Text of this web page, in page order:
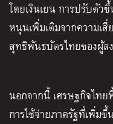
โดยเงินเยน การปรับตัว
หนุนเพิ่มเติมจากความเ
สุทธิพันธบัตรไทยของผู้ล
นอกจากนี้ เศรษฐกิจไทย
การใช้จ่ายภาครัฐที่เพิ่ม